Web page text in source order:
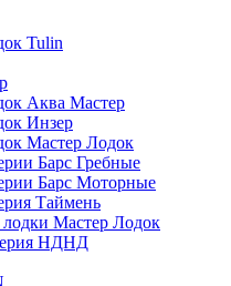
Tulin
Аква Мастер
Инзер
Мастер Лодок
Барс Гребные
Барс Моторные
Таймень
Мастер Лодок
НДНД